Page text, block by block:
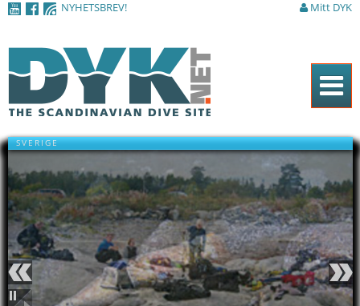
NYHETSBREV! Mitt DYK
Hem
Tidningen
Nyheter
Artiklar
DYK Guiden
Shop
SVERIGE
Föregående Nästa